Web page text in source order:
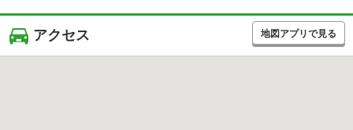
アクセス 地図アプリで見る